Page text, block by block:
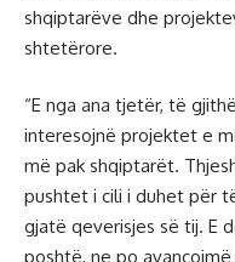
shqiptarëve dhe
shtetërore.
“E nga ana tjetër, të
interesojnë projektet e
më pak shqiptarët.
pushtet i cili i duhet për
gjatë qeverisjes së tij. E
poshtë, ne po